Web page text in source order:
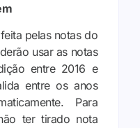
pelas notas do
usar as notas
entre 2016 e
entre os anos
Para
ter tirado nota